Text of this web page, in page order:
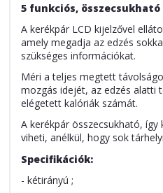
5 funkciós, összecsukható
A kerékpár LCD kijelzővel
amely megadja az edzés
szükséges információkat.
Méri a teljes megtett
mozgás idejét, az edzés alatti
elégetett kalóriák számát.
A kerékpár összecsukható,
viheti, anélkül, hogy sok
Specifikációk:
- kétirányú ;